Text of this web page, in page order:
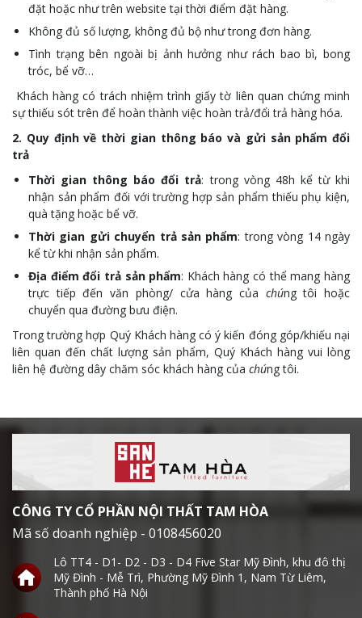
đặt hoặc như trên website tại thời điểm đặt hàng.
Không đủ số lượng, không đủ bộ như trong đơn hàng.
Tình trạng bên ngoài bị ảnh hưởng như rách bao bì, bong
tróc, bể vỡ…
Khách hàng có trách nhiệm trình giấy tờ liên quan chứng minh
sự thiếu sót trên để hoàn thành việc hoàn trả/đổi trả hàng hóa.
2. Quy định về thời gian thông báo và gửi sản phẩm đổi
trả
Thời gian thông báo đổi trả: trong vòng 48h kể từ khi
nhận sản phẩm đối với trường hợp sản phẩm thiếu phụ kiện,
quà tặng hoặc bể vỡ.
Thời gian gửi chuyển trả sản phẩm: trong vòng 14 ngày
kể từ khi nhận sản phẩm.
Địa điểm đổi trả sản phẩm: Khách hàng có thể mang hàng
trực tiếp đến văn phòng/ cửa hàng của chúng tôi hoặc
chuyển qua đường bưu điện.
Trong trường hợp Quý Khách hàng có ý kiến đóng góp/khiếu nại
liên quan đến chất lượng sản phẩm, Quý Khách hàng vui lòng
liên hệ đường dây chăm sóc khách hàng của chúng tôi.
CÔNG TY CỔ PHẦN NỘI THẤT TAM HÒA
Mã số doanh nghiệp - 0108456020
Lô TT4 - D1- D2 - D3 - D4 Five Star Mỹ Đình, khu đô thị
Mỹ Đình - Mễ Trì, Phường Mỹ Đình 1, Nam Từ Liêm,
Thành phố Hà Nội